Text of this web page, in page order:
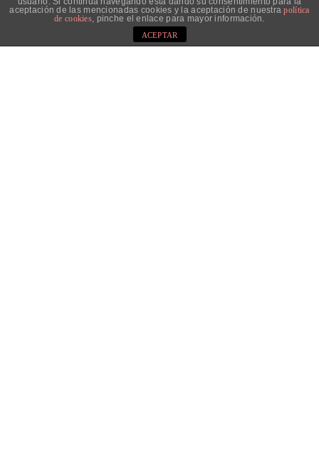
aceptación de las mencionadas cookies y la aceptación de nuestrapolítica
de cookies, pinche el enlace para mayor información.
ACEPTAR